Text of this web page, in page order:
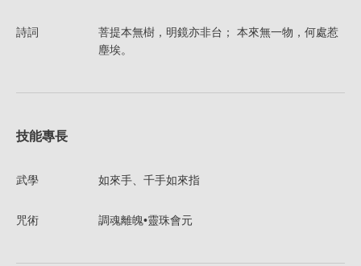
詩詞
菩提本無樹，明鏡亦非台； 本來無一物，何處惹
塵埃。
技能專長
武學 如來手、千手如來指
咒術 調魂離魄•靈珠會元